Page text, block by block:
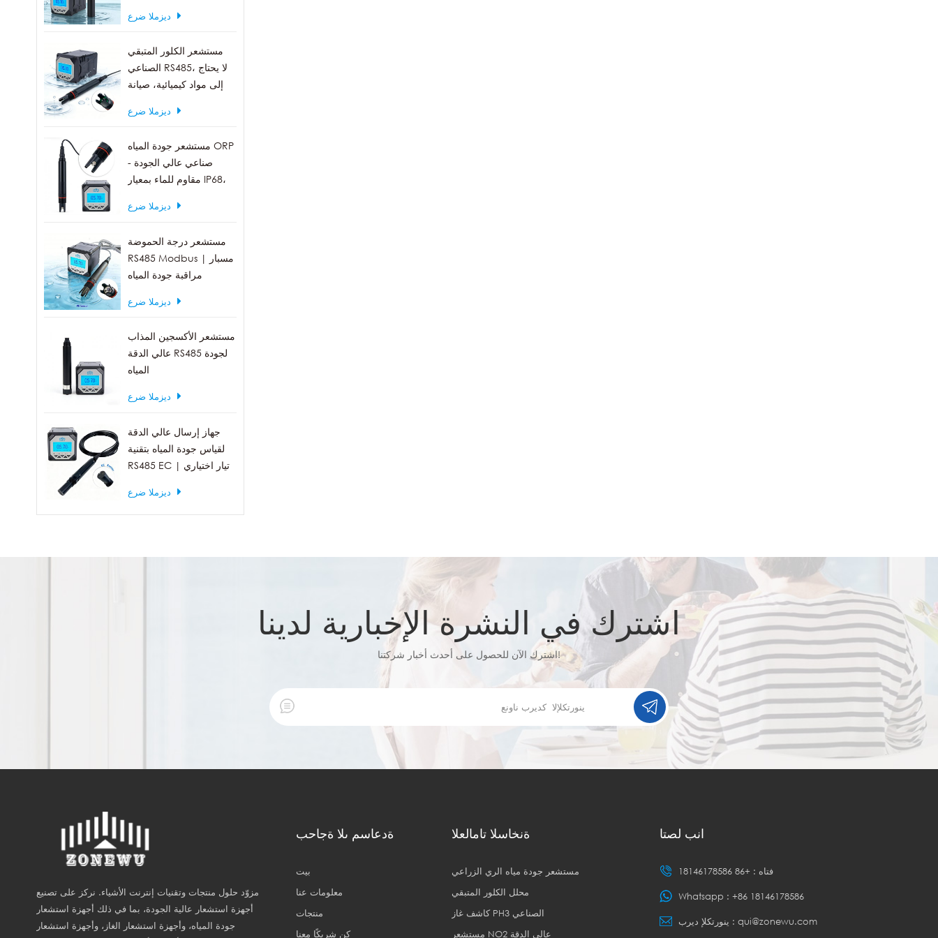
ديزملا ضرع
مستشعر الكلور المتبقي
الصناعي RS485، لا يحتاج
إلى مواد كيميائية، صيانة
ديزملا ضرع
مستشعر جودة المياه ORP
صناعي عالي الجودة -
مقاوم للماء بمعيار IP68،
ديزملا ضرع
مستشعر درجة الحموضة
RS485 Modbus | مسبار
مراقبة جودة المياه
ديزملا ضرع
مستشعر الأكسجين المذاب
عالي الدقة RS485 لجودة
المياه
ديزملا ضرع
جهاز إرسال عالي الدقة
لقياس جودة المياه بتقنية
RS485 EC | تيار اختياري
ديزملا ضرع
اشترك في النشرة الإخبارية لدينا
اشترك الآن للحصول على أحدث أخبار شركتنا!
مزوّد حلول منتجات وتقنيات إنترنت الأشياء. نركز على تصنيع
أجهزة استشعار عالية الجودة، بما في ذلك أجهزة استشعار
جودة المياه، وأجهزة استشعار الغاز، وأجهزة استشعار
ةدعاسم ىلا ةجاحب
بيت
معلومات عنا
منتجات
كن شريكًا معنا
ةنخاسلا تامالعلا
مستشعر جودة مياه الري الزراعي
محلل الكلور المتبقي
كاشف غاز PH3 الصناعي
مستشعر NO2 عالي الدقة
انب لصتا
فتاه :+86 18146178586
Whatsapp : +86 18146178586
ينورتكلإ ديرب : qui@zonewu.com